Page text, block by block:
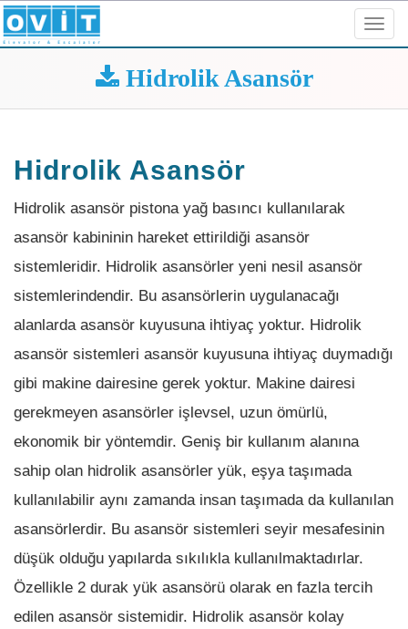
Hidrolik Asansör
Hidrolik Asansör
Hidrolik asansör pistona yağ basıncı kullanılarak
asansör kabininin hareket ettirildiği asansör
sistemleridir. Hidrolik asansörler yeni nesil asansör
sistemlerindendir. Bu asansörlerin uygulanacağı
alanlarda asansör kuyusuna ihtiyaç yoktur. Hidrolik
asansör sistemleri asansör kuyusuna ihtiyaç duymadığı
gibi makine dairesine gerek yoktur. Makine dairesi
gerekmeyen asansörler işlevsel, uzun ömürlü,
ekonomik bir yöntemdir. Geniş bir kullanım alanına
sahip olan hidrolik asansörler yük, eşya taşımada
kullanılabilir aynı zamanda insan taşımada da kullanılan
asansörlerdir. Bu asansör sistemleri seyir mesafesinin
düşük olduğu yapılarda sıkılıkla kullanılmaktadırlar.
Özellikle 2 durak yük asansörü olarak en fazla tercih
edilen asansör sistemidir. Hidrolik asansör kolay